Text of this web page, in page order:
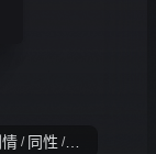
/ 同性 /